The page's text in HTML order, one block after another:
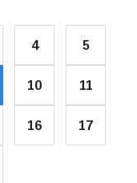
4 5
10 11
16 17